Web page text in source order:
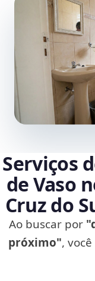
Serviços
de Vaso
Cruz do
Ao buscar por
próximo",